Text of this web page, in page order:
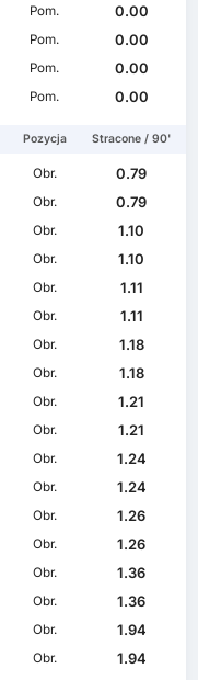
Pom.
0.00
Pom.
0.00
Pom.
0.00
Pom. 0.00
Pozycja Stracone / 90'
Obr.
0.79
Obr.
0.79
Obr.
1.10
Obr.
1.10
Obr.
1.11
Obr.
1.11
Obr.
1.18
Obr.
1.18
Obr.
1.21
Obr.
1.21
Obr.
1.24
Obr.
1.24
Obr.
1.26
Obr.
1.26
Obr.
1.36
Obr.
1.36
Obr.
1.94
Obr. 1.94